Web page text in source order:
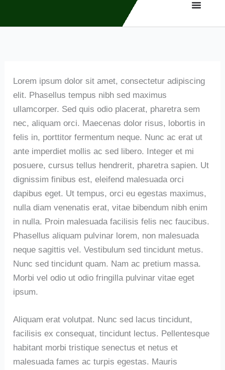
Lorem ipsum dolor sit amet, consectetur adipiscing
elit. Phasellus tempus nibh sed maximus
ullamcorper. Sed quis odio placerat, pharetra sem
nec, aliquam orci. Maecenas dolor risus, lobortis in
felis in, porttitor fermentum neque. Nunc ac erat ut
ante imperdiet mollis ac sed libero. Integer et mi
posuere, cursus tellus hendrerit, pharetra sapien. Ut
dignissim finibus est, eleifend malesuada orci
dapibus eget. Ut tempus, orci eu egestas maximus,
nulla diam venenatis erat, vitae bibendum nibh enim
in nulla. Proin malesuada facilisis felis nec faucibus.
Phasellus aliquam pulvinar lorem, non malesuada
neque sagittis vel. Vestibulum sed tincidunt metus.
Nunc sed tincidunt quam. Nam ac pretium massa.
Morbi vel odio ut odio fringilla pulvinar vitae eget
ipsum.
Aliquam erat volutpat. Nunc sed lacus tincidunt,
facilisis ex consequat, tincidunt lectus. Pellentesque
habitant morbi tristique senectus et netus et
malesuada fames ac turpis egestas. Mauris